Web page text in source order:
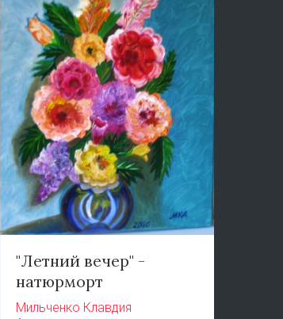
"Летний вечер" -
натюрморт
Мильченко Клавдия